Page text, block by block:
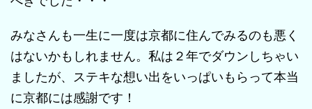
みなさんも一生に一度は京都に住んでみるのも悪く
はないかもしれません。私は２年でダウンしちゃい
ましたが、ステキな想い出をいっぱいもらって本当
に京都には感謝です！